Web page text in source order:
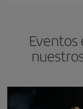
Eventos